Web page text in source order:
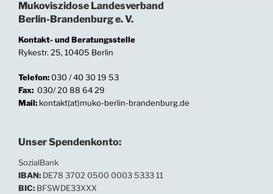
Mukoviszidose Landesverband
Berlin-Brandenburg e. V.
Kontakt- und Beratungsstelle
Rykestr. 25, 10405 Berlin
Telefon:030 / 40 30 19 53
Fax: 030/ 20 88 64 29
Mail: kontakt(at)muko-berlin-brandenburg.de
Unser Spendenkonto:
SozialBank
IBAN: DE78 3702 0500 0003 5333 11
BIC: BFSWDE33XXX